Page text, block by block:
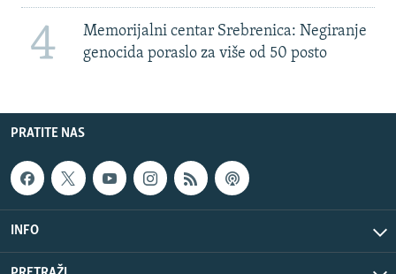
4
Memorijalni centar Srebrenica: Negiranje
genocida poraslo za više od 50 posto
PRATITE NAS
INFO